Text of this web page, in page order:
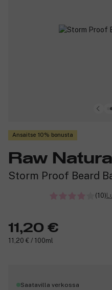
Ansaitse 10% bonusta
Raw
Storm Proof Beard
(10)
11,20 €
11,20 € / 100ml
Saatavilla verkossa